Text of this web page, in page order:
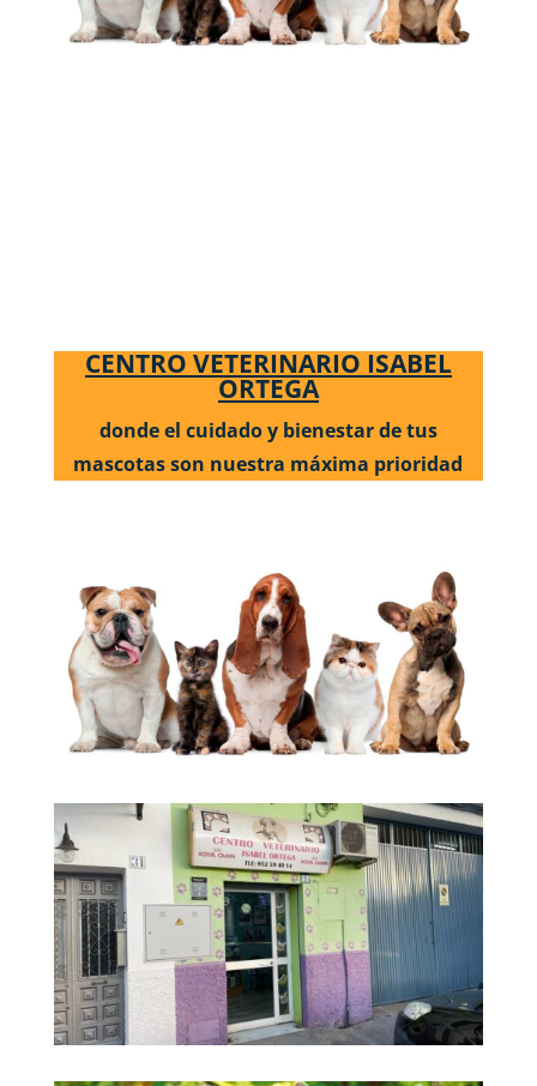
CENTRO VETERINARIO ISABEL
ORTEGA
donde el cuidado y bienestar de tus
mascotas son nuestra máxima prioridad